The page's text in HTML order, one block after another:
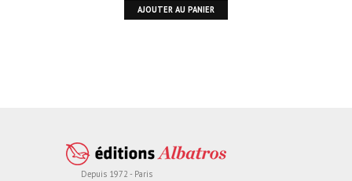
AJOUTER AU PANIER
Depuis 1972 - Paris